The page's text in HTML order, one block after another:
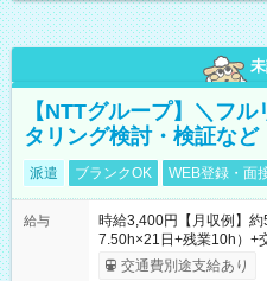
【NTTグループ】＼フ
タリング検討・検証など
派遣 ブランクOK WEB登録・面
給与
時給3,400円【月収例】
7.50h×21日+残業10h）+
交通費別途支給あり